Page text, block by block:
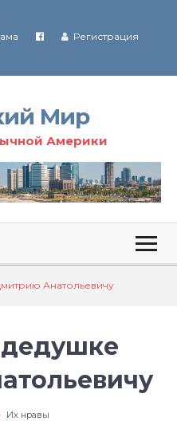
в Иране Регистрация
Мир
Америки
Анатольевичу
Их нравы